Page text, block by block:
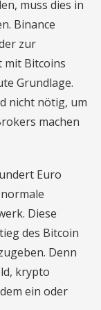
muss dies in
Binance
zur
mit Bitcoins
Grundlage.
nicht nötig, um
machen
Euro
Diese
des Bitcoin
Denn
krypto
ein oder